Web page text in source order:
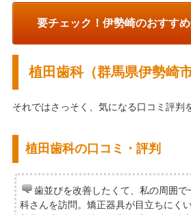
要チェック！伊勢崎のおすす
植田歯科（群馬県伊勢崎
それではさっそく、気になる口コミ評判
植田歯科の口コミ・評判
歯並びを改善したくて、私の周囲
科さんを訪問。矯正器具が目立ちにく